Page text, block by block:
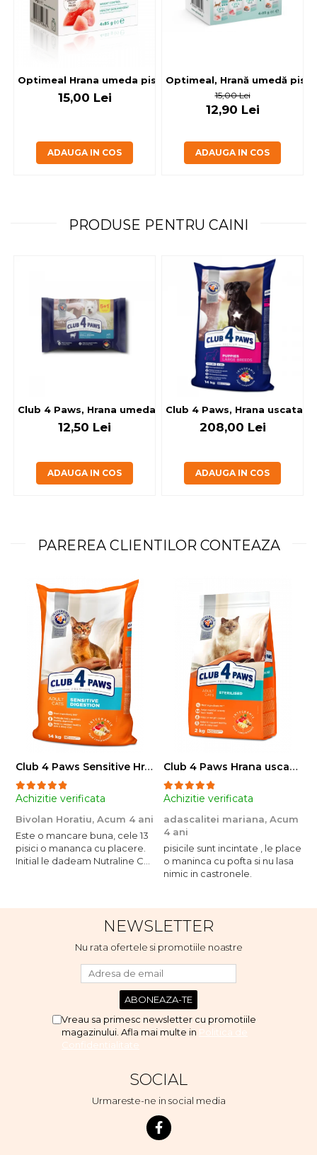
Optimeal Hrana umeda pisici
15,00 Lei
ADAUGA IN COS
Optimeal, Hrană umedă
15,00 Lei
12,90 Lei
ADAUGA IN COS
PRODUSE PENTRU CAINI
Club 4 Paws, Hrana umeda caini - cu miel, set 5+1, 6x80 g
12,50 Lei
ADAUGA IN COS
Club 4 Paws, Hrana uscata
208,00 Lei
ADAUGA IN COS
PAREREA CLIENTILOR CONTEAZA
Club 4 Paws Sensitive Hrana uscata pisici adulte, 14kg
Achizitie verificata
Bivolan Horatiu, Acum 4 ani
Este o mancare buna, cele 13
pisici o mananca cu placere.
Initial le dadeam Nutraline Cat
evita, nu o mananca cu
placere. Eu sunt multumit si
Club 4 Paws Hrana uscata pisici sterilizate, 2kg
Achizitie verificata
adascalitei mariana, Acum
4 ani
pisicile sunt incintate , le place
o maninca cu pofta si nu lasa
nimic in castronele.
NEWSLETTER
Nu rata ofertele si promotiile noastre
Vreau sa primesc newsletter cu promotiile
magazinului. Afla mai multe in Politica de
Confidentialitate
SOCIAL
Urmareste-ne in social media